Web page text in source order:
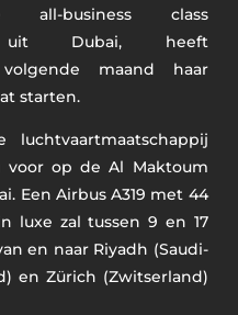
business class
uit Dubai, heeft
maand haar
starten.
voor op de Al Maktoum
Een Airbus A319 met 44
luxe zal tussen 9 en 17
en naar Riyadh (Saudi-
en Zürich (Zwitserland)